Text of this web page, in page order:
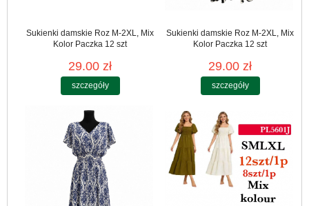
Sukienki damskie Roz M-2XL, Mix
Kolor Paczka 12 szt
29.00 zł
szczegóły
Sukienki damskie Roz M-2XL, Mix
Kolor Paczka 12 szt
29.00 zł
szczegóły